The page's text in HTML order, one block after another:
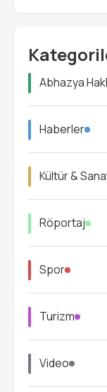
Abhazya
Haberler
Kültür &
Röportaj
Spor
Turizm
Video